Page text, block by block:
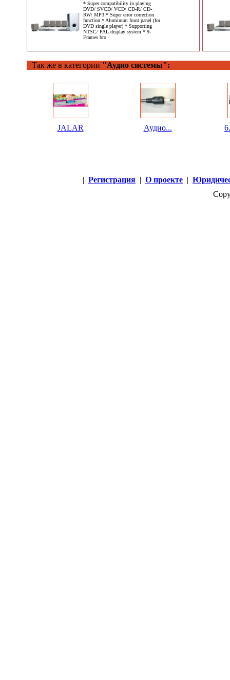
* Super compatibility in playing
DVD/ SVCD/ VCD/ CD-R/ CD-
RW/ MP3 * Super error correction
function * Aluminum front panel (for
DVD single player) * Supporting
NTSC/ PAL display system * 9-
Frames bro
Так же в категории "Аудио системы":
JALAR Аудио...
| Регистрация | О проекте |